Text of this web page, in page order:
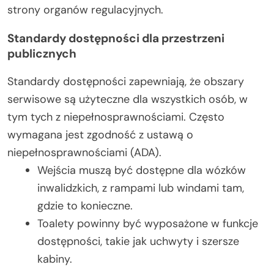
strony organów regulacyjnych.
Standardy dostępności dla przestrzeni
publicznych
Standardy dostępności zapewniają, że obszary
serwisowe są użyteczne dla wszystkich osób, w
tym tych z niepełnosprawnościami. Często
wymagana jest zgodność z ustawą o
niepełnosprawnościami (ADA).
Wejścia muszą być dostępne dla wózków
inwalidzkich, z rampami lub windami tam,
gdzie to konieczne.
Toalety powinny być wyposażone w funkcje
dostępności, takie jak uchwyty i szersze
kabiny.